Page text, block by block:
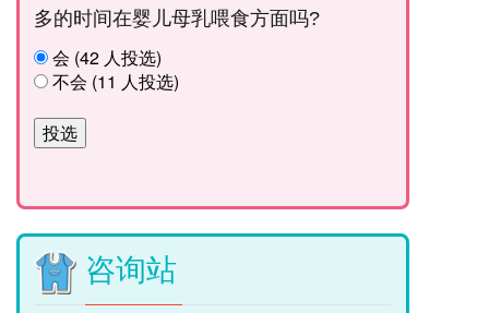
多的时间在婴儿母乳喂食方面吗?
会 (42 人投选)
不会 (11 人投选)
咨询站